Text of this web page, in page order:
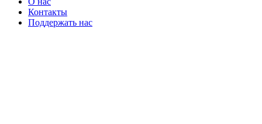
Контакты
Поддержать нас